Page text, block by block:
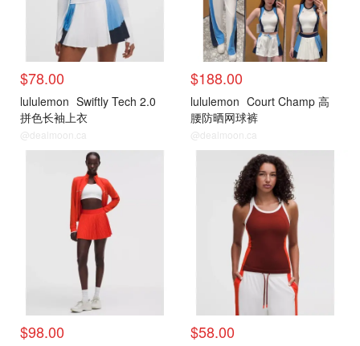
$78.00
lululemon Swiftly Tech 2.0
拼色长袖上衣
@dealmoon.ca
$188.00
lululemon Court Champ 高
腰防晒网球裤
@dealmoon.ca
$98.00 $58.00